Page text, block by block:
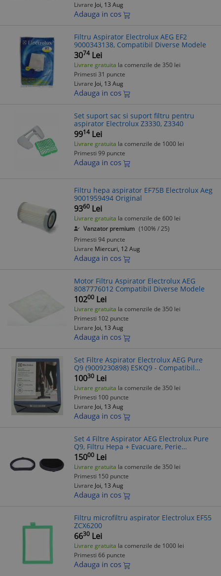
Livrare Joi, 13 Aug
Adauga in cos
Filtru Aspirator Electrolux AEG EF2
9000343138, Compatibil Diverse Modele
3074 Lei
Livrare gratuita la comenzile de 350 lei
Primesti 31 puncte
Livrare Joi, 13 Aug
Adauga in cos
Set suport sac si suport filtru pentru
aspirator Electrolux Z3330, Z3340
9914 Lei
Livrare gratuita la comenzile de 1000 lei
Primesti 99 puncte
Adauga in cos
Filtru hepa aspirator EF75B Electrolux Aeg
9001959494 Original
9360 Lei
Livrare gratuita la comenzile de 600 lei
Vanzator premium (100% / 25)
Primesti 94 puncte
Livrare Miercuri, 12 Aug
Adauga in cos
Motor Filtru Aspirator Electrolux AEG
8087776012 Compatibil Diverse Modele
10200 Lei
Livrare gratuita la comenzile de 350 lei
Primesti 102 puncte
Livrare Joi, 13 Aug
Adauga in cos
Set Filtre Aspirator Electrolux AEG Pure
Q9 (9009230898) ESKQ9 - Compatibil
Diverse Modele
10030 Lei
Livrare gratuita la comenzile de 350 lei
Primesti 100 puncte
Livrare Joi, 13 Aug
Adauga in cos
Set 4 Filtre Aspirator AEG Electrolux Pure
Q9, Filtru Hepa + Evacuare, Perie
Curatare, Compatibil
15000 Lei
Livrare gratuita la comenzile de 350 lei
Primesti 150 puncte
Livrare Joi, 13 Aug
Adauga in cos
Filtru microfiltru aspirator Electrolux EF55
ZCX6200
6630 Lei
Livrare gratuita la comenzile de 1000 lei
Primesti 66 puncte
Adauga in cos